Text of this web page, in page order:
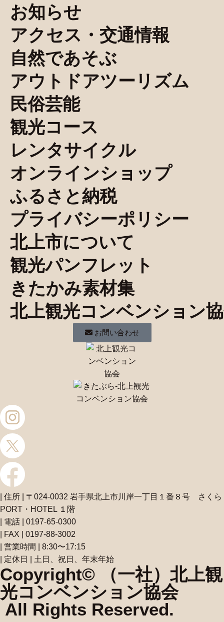
お知らせ
アクセス・交通情報
自然であそぶ
アウトドアツーリズム
民俗芸能
観光コース
レンタサイクル
オンラインショップ
ふるさと納税
プライバシーポリシー
北上市について
観光パンフレット
きたかみ素材集
北上観光コンベンション
お問い合わせ
| 住所 | 〒024-0032 岩手県北上市川岸一丁目１番８号 さくら
PORT・HOTEL １階
| 電話 | 0197-65-0300
| FAX | 0197-88-3002
| 営業時間 | 8:30〜17:15
| 定休日 | 土日、祝日、年末年始
Copyright© （一社）北上観
光コンベンション協会
All Rights Reserved.